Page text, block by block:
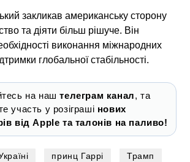
закликав американську сторону
та діяти більш рішуче. Він
виконання міжнародних
глобальної стабільності.
на наштелеграм канал, та
участь у розіграші нових
від Apple та талонів на паливо!
принц Гаррі Трамп